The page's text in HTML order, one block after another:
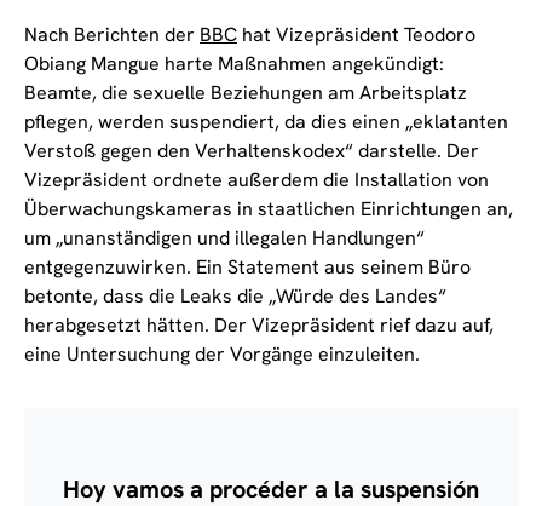
Nach Berichten der BBC hat Vizepräsident Teodoro
Obiang Mangue harte Maßnahmen angekündigt:
Beamte, die sexuelle Beziehungen am Arbeitsplatz
pflegen, werden suspendiert, da dies einen „eklatanten
Verstoß gegen den Verhaltenskodex“ darstelle. Der
Vizepräsident ordnete außerdem die Installation von
Überwachungskameras in staatlichen Einrichtungen an,
um „unanständigen und illegalen Handlungen“
entgegenzuwirken. Ein Statement aus seinem Büro
betonte, dass die Leaks die „Würde des Landes“
herabgesetzt hätten. Der Vizepräsident rief dazu auf,
eine Untersuchung der Vorgänge einzuleiten.
Hoy vamos a procéder a la suspensión